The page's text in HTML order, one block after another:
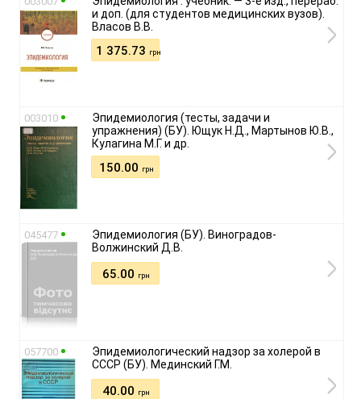
и доп. (для студентов медицинских вузов).
Власов В.В.
1 375.73 грн
003010
Эпидемиология (тесты, задачи и
упражнения) (БУ). Ющук Н.Д., Мартынов Ю.В.,
Кулагина М.Г. и др.
150.00 грн
045477
Эпидемиология (БУ). Виноградов-
Волжинский Д.В.
65.00 грн
057700
Эпидемиологический надзор за холерой в
СССР (БУ). Мединский Г.М.
40.00 грн